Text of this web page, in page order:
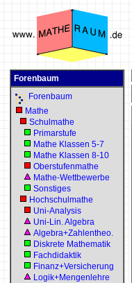
Forenbaum
Forenbaum
Mathe
Schulmathe
Primarstufe
Mathe Klassen 5-7
Mathe Klassen 8-10
Oberstufenmathe
Mathe-Wettbewerbe
Sonstiges
Hochschulmathe
Uni-Analysis
Uni-Lin. Algebra
Algebra+Zahlentheo.
Diskrete Mathematik
Fachdidaktik
Finanz+Versicherung
Logik+Mengenlehre